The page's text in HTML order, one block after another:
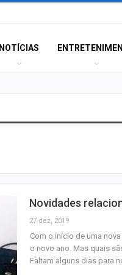
NOTÍCIAS
Novidades
27 dez, 2019
Com o início de uma
o novo ano. Mas quais
Faltam alguns dias para